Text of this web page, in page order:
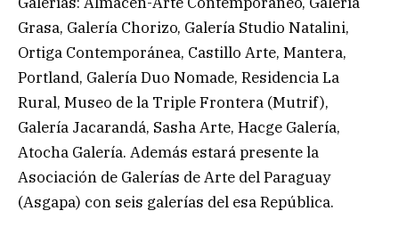
Grasa, Galería Chorizo, Galería Studio Natalini,
Ortiga Contemporánea, Castillo Arte, Mantera,
Portland, Galería Duo Nomade, Residencia La
Rural, Museo de la Triple Frontera (Mutrif),
Galería Jacarandá, Sasha Arte, Hacge Galería,
Atocha Galería. Además estará presente la
Asociación de Galerías de Arte del Paraguay
(Asgapa) con seis galerías del esa República.